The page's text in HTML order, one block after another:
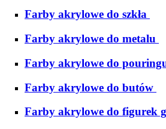
Farby akrylowe do szkła
Farby akrylowe do metalu
Farby akrylowe do
Farby akrylowe do butów
Farby akrylowe do figurek